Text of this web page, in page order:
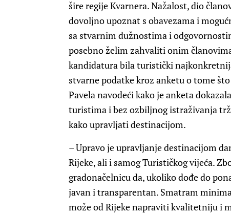
šire regije Kvarnera. Nažalost, dio
dovoljno upoznat s obavezama i
sa stvarnim dužnostima i
posebno želim zahvaliti onim
kandidatura bila turistički
stvarne podatke kroz anketu o tome
Pavela navodeći kako je anketa
turistima i bez ozbiljnog istraživanja
kako upravljati destinacijom.
– Upravo je upravljanje destinacijom
Rijeke, ali i samog Turističkog vijeća.
gradonačelnicu da, ukoliko dođe do
javan i transparentan. Smatram
može od Rijeke napraviti kvalitetniju i